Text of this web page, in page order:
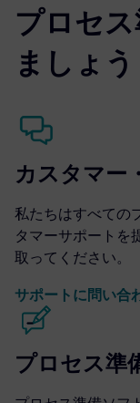
プロセ
ましょう
カスタマー
私たちはすべての
タマーサポートを
取ってください。
サポートに問い合
プロセス準